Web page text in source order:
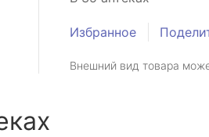
Избранное
Внешний вид товара